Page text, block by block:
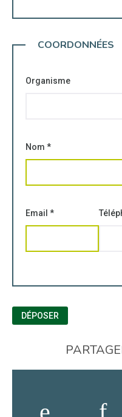
COORDONNÉES
Organisme
Nom *
Email *
DÉPOSER